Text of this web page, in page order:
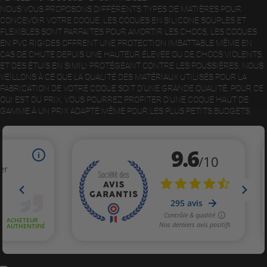
NOUS VOUS PROPOSONS DIFFÉRENTS TYPES DE MATIÈRES POUR
CONCEVOIR VOTRE COQUE. LES COQUES EN SILICONE SOUPLES ET
FLEXIBLES SONT PARFAITES POUR AMORTIR LES CHOCS, LES COQUES
EN PVC RIGIDES OFFRENT UNE PROTECTION IMBATTABLE MÊME EN
CAS DE CHUTE DEPUIS UNE HAUTEUR ÉLEVÉE OU DE CHOCS VIOLENTS,
ET DES ÉTUIS EN SIMILI PROTÉGEANT CONTRE LES POUSSIÈRES. NOUS
VEILLONS À CE QUE LA QUALITÉ DES MATÉRIAUX UTILISÉS POUR LA
FABRICATION DE VOTRE COQUE SOIT D’UNE GRANDE QUALITÉ. POUR CE
QUI EST DU PRIX, VOUS POURREZ PROFITER D’UNE COQUE HAUT DE
GAMME À UN PRIX ADAPTÉ MÊME POUR LES PLUS PETITS BUDGETS.